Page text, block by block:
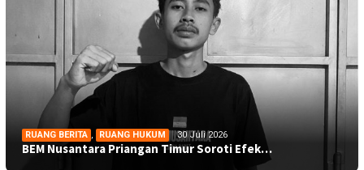
RUANG BERITA , RUANG HUKUM 30 Juli 2026
BEM Nusantara Priangan Timur Soroti Efek…